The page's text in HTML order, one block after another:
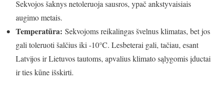
Sekvojos šaknys netoleruoja sausros, ypač ankstyvaisiais
augimo metais.
Temperatūra: Sekvojoms reikalingas švelnus klimatas, bet jos
gali toleruoti šalčius iki -10°C. Lesbeterai gali, tačiau, esant
Latvijos ir Lietuvos tautoms, apvalius klimato sąlygomis įductai
ir ties kūne išskirti.